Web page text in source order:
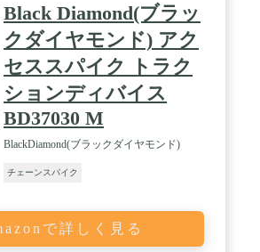
Black Diamond(ブラッ
クダイヤモンド) アク
セススパイク トラク
ションディバイス
BD37030 M
BlackDiamond(ブラックダイヤモンド)
チェーンスパイク
で詳しく見る